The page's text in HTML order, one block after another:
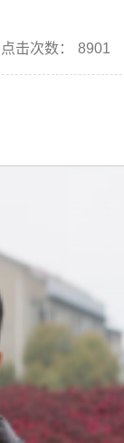
点击次数： 8901